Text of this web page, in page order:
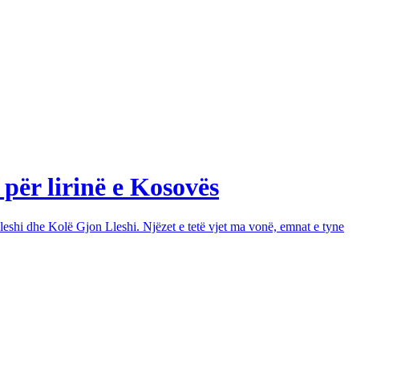
lirinë e Kosovës
dhe Kolë Gjon Lleshi. Njëzet e tetë vjet ma vonë, emnat e tyne